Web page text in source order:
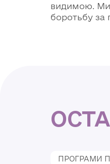
видимою. Ми
боротьбу за
ПРОГРАМИ